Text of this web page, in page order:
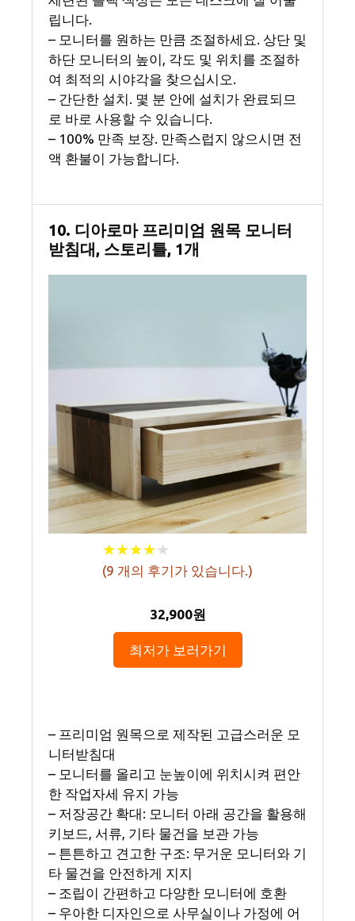
립니다.
– 모니터를 원하는 만큼 조절하세요. 상단 및
하단 모니터의 높이, 각도 및 위치를 조절하
여 최적의 시야각을 찾으십시오.
– 간단한 설치. 몇 분 안에 설치가 완료되므
로 바로 사용할 수 있습니다.
– 100% 만족 보장. 만족스럽지 않으시면 전
액 환불이 가능합니다.
10. 디아로마 프리미엄 원목 모니터
받침대, 스토리틀, 1개
★★★★★
★★★★★
(9 개의 후기가 있습니다.)
32,900원
최저가 보러가기
– 프리미엄 원목으로 제작된 고급스러운 모
니터받침대
– 모니터를 올리고 눈높이에 위치시켜 편안
한 작업자세 유지 가능
– 저장공간 확대: 모니터 아래 공간을 활용해
키보드, 서류, 기타 물건을 보관 가능
– 튼튼하고 견고한 구조: 무거운 모니터와 기
타 물건을 안전하게 지지
– 조립이 간편하고 다양한 모니터에 호환
– 우아한 디자인으로 사무실이나 가정에 어